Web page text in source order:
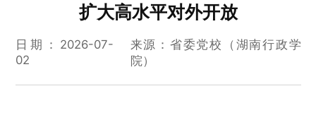
扩大高水平对外开放
日期：2026-07-
02
来源：省委党校（湖南行政学
院）